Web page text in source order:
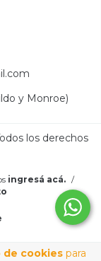
de cookiespara
y Monroe)
los derechos
ingresá acá. /